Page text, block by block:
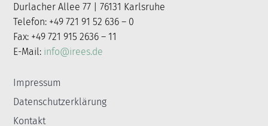
Durlacher Allee 77 | 76131 Karlsruhe
Telefon: +49 721 91 52 636 – 0
Fax: +49 721 915 2636 – 11
E-Mail: info@irees.de
Impressum
Datenschutzerklärung
Kontakt